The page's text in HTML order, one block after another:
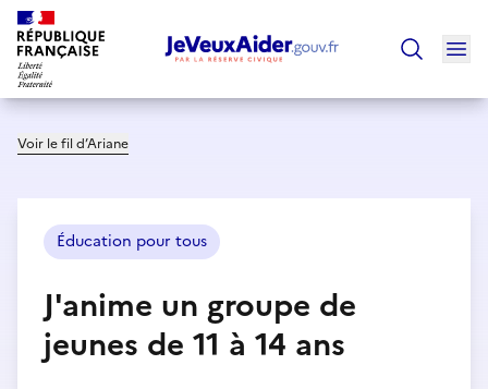
Voir le fil d’Ariane
Éducation pour tous
J'anime un groupe de
jeunes de 11 à 14 ans